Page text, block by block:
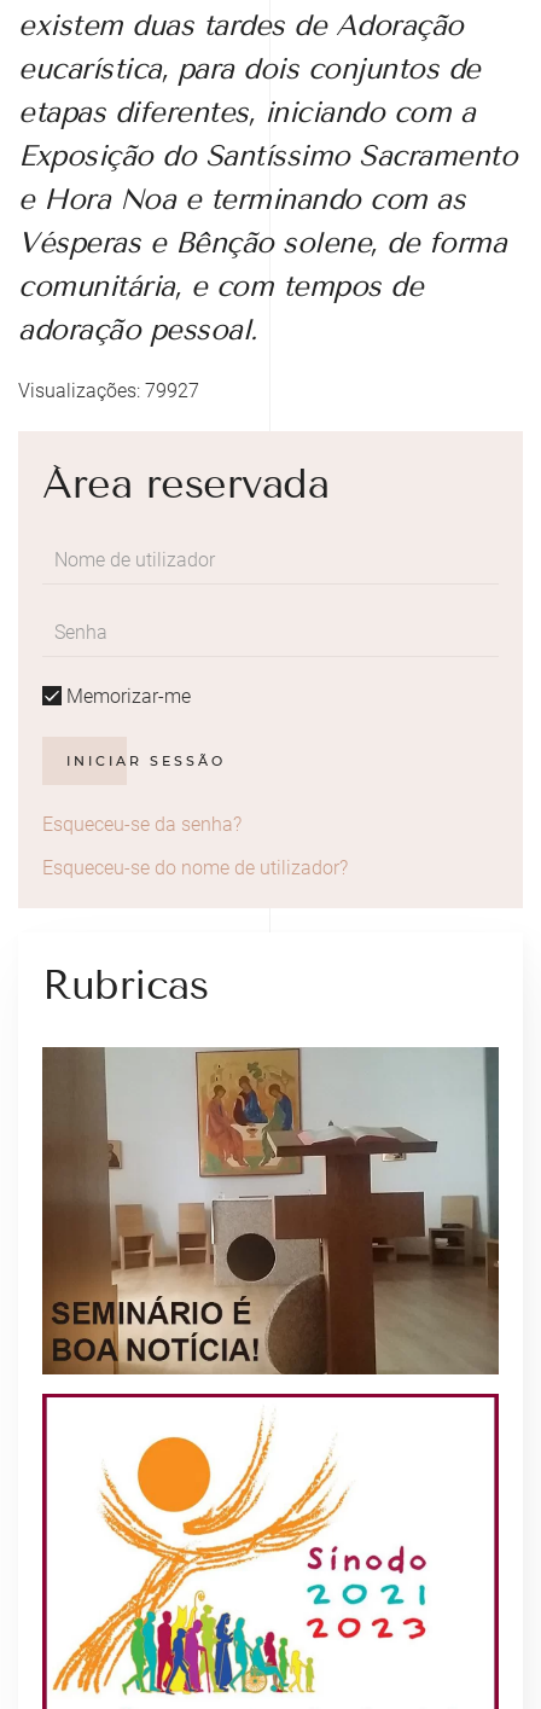
existem duas tardes de Adoração
eucarística, para dois conjuntos de
etapas diferentes, iniciando com a
Exposição do Santíssimo Sacramento
e Hora Noa e terminando com as
Vésperas e Bênção solene, de forma
comunitária, e com tempos de
adoração pessoal.
Visualizações: 79927
Área reservada
Memorizar-me
INICIAR SESSÃO
Esqueceu-se da senha?
Esqueceu-se do nome de utilizador?
Rubricas